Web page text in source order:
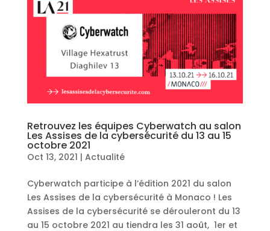
Retrouvez les équipes Cyberwatch au salon
Les Assises de la cybersécurité du 13 au 15
octobre 2021
Oct 13, 2021 | Actualité
Cyberwatch participe à l’édition 2021 du salon
Les Assises de la cybersécurité à Monaco ! Les
Assises de la cybersécurité se dérouleront du 13
au 15 octobre 2021 au tiendra les 31 août, 1er et